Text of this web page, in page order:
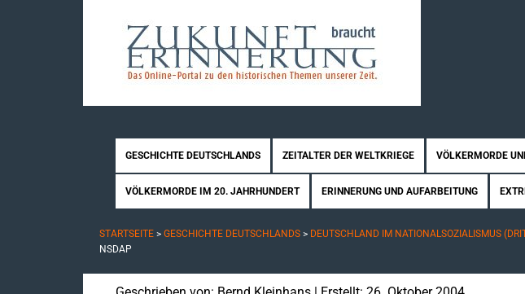
GESCHICHTE DEUTSCHLANDS ZEITALTER DER WELTKRIEGE VÖLKERMORDE
VÖLKERMORDE IM 20. JAHRHUNDERT ERINNERUNG UND AUFARBEITUNG
STARTSEITE > GESCHICHTE DEUTSCHLANDS > DEUTSCHLAND IM NATIONALSOZIALISMUS
NSDAP